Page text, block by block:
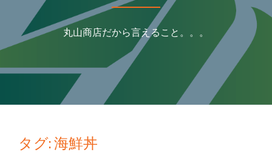
シ
ョ
丸山商店だから言えること。。。
タグ:海鮮丼